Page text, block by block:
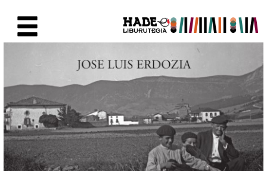
Fiche de Nouveaux Livres -